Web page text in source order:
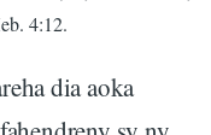
4:12.
dia aoka